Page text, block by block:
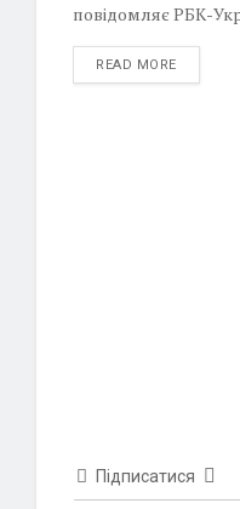
повідомляє РБК-
READ MOREDETAILS
Підписатися